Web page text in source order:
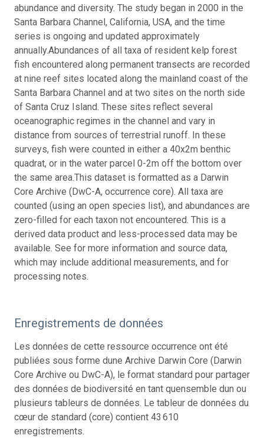
abundance and diversity. The study began in 2000 in the
Santa Barbara Channel, California, USA, and the time
series is ongoing and updated approximately
annually.Abundances of all taxa of resident kelp forest
fish encountered along permanent transects are recorded
at nine reef sites located along the mainland coast of the
Santa Barbara Channel and at two sites on the north side
of Santa Cruz Island. These sites reflect several
oceanographic regimes in the channel and vary in
distance from sources of terrestrial runoff. In these
surveys, fish were counted in either a 40x2m benthic
quadrat, or in the water parcel 0-2m off the bottom over
the same area.This dataset is formatted as a Darwin
Core Archive (DwC-A, occurrence core). All taxa are
counted (using an open species list), and abundances are
zero-filled for each taxon not encountered. This is a
derived data product and less-processed data may be
available. See for more information and source data,
which may include additional measurements, and for
processing notes.
Enregistrements de données
Les données de cette ressource occurrence ont été
publiées sous forme dune Archive Darwin Core (Darwin
Core Archive ou DwC-A), le format standard pour partager
des données de biodiversité en tant quensemble dun ou
plusieurs tableurs de données. Le tableur de données du
cœur de standard (core) contient 43 610
enregistrements.